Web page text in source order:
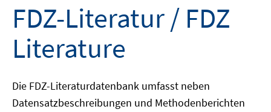
FDZ-Literatur / FDZ
Literature
Die FDZ-Literaturdatenbank umfasst neben
Datensatzbeschreibungen und Methodenberichten